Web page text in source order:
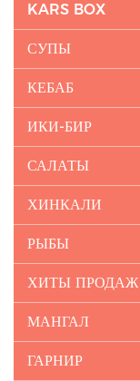
KARS BOX
СУПЫ
КЕБАБ
ИКИ-БИР
САЛАТЫ
ХИНКАЛИ
РЫБЫ
ХИТЫ ПРОДАЖ
МАНГАЛ
ГАРНИР